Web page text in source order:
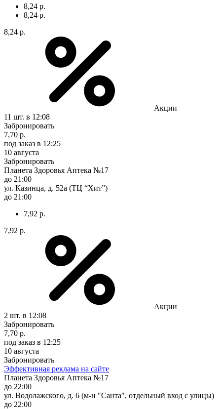
8,24 р.
8,24 р.
8,24 р.
Акции
11 шт. в 12:08
Забронировать
7,70 р.
под заказ в 12:25
10 августа
Забронировать
Планета Здоровья Аптека №17
до 21:00
ул. Казинца, д. 52а (ТЦ “Хит”)
до 21:00
7,92 р.
7,92 р.
Акции
2 шт. в 12:08
Забронировать
7,70 р.
под заказ в 12:25
10 августа
Забронировать
Эффективная реклама на сайте
Планета Здоровья Аптека №17
до 22:00
ул. Водолажского, д. 6 (м-н "Санта", отдельный вход с улицы)
до 22:00